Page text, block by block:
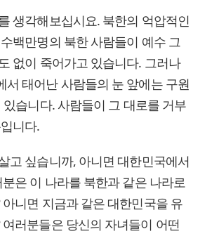
생각해보십시요. 북한의 억압적인
백만명의 북한 사람들이 예수 그
없이 죽어가고 있습니다. 그러나
서 태어난 사람들의 눈 앞에는 구원
습니다. 사람들이 그 대로를 거부
니다.
고 싶습니까, 아니면 대한민국에서
은 이 나라를 북한과 같은 나라로
니면 지금과 같은 대한민국을 유
러분들은 당신의 자녀들이 어떤